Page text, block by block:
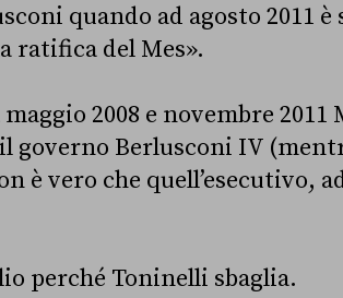
quando ad agosto 2011
ratifica del Mes».
2008 e novembre 2011
governo Berlusconi IV
è vero che quell’esecutivo,
perché Toninelli sbaglia.